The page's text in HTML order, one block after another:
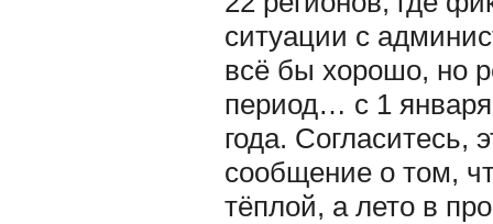
ситуации с
всё бы хорошо, но
период… с 1
года. Согласитесь,
сообщение о том,
тёплой, а лето в